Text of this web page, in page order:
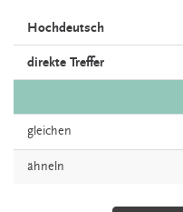
Hochdeutsch
direkte Treffer
gleichen
ähneln